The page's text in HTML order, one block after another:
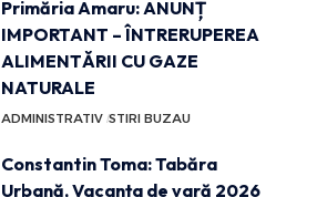
Primăria Amaru: ANUNȚ
IMPORTANT – ÎNTRERUPEREA
ALIMENTĂRII CU GAZE
NATURALE
ADMINISTRATIV STIRI BUZAU
Constantin Toma: Tabăra
Urbană, Vacanța de vară 2026